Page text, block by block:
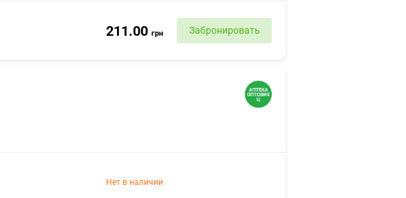
211.00 грн Забронировать
Нет в наличии